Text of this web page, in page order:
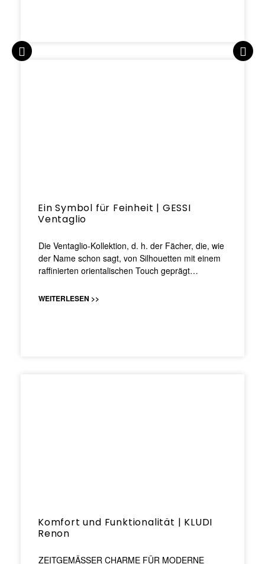
Ein Symbol für Feinheit | GESSI
Ventaglio
Die Ventaglio-Kollektion, d. h. der Fächer, die, wie
der Name schon sagt, von Silhouetten mit einem
raffinierten orientalischen Touch geprägt…
WEITERLESEN >>
Komfort und Funktionalität | KLUDI
Renon
ZEITGEMÄSSER CHARME FÜR MODERNE